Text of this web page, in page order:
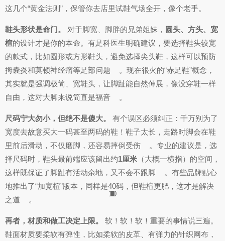
6
6
9
9
9
9
9
9
这几个“黄金法则”，保管你去店里试鞋气场全开，像个老手。
鞋头形状是命门。 对于脚宽、脚胖的兄弟姐妹， 圆头、方头、宽
楦的设计才是你的本命。有足科医生明确建议，要选择鞋头较宽
的款式，比如圆形或方形鞋头，避免选择尖头鞋，这样可以预防
拇囊炎和莫顿神经瘤等足部问题
1
。现在很火的“赤足鞋”概念，
其实就是强调极简、宽鞋头，让脚趾能自然伸展，像没穿鞋一样
自由，这对大脚来说简直是福音
3
。
尺码宁大勿小，但绝不是傻大。
有个误区必须纠正：千万别为了
宽度去故意买大一码甚至两码的鞋！鞋子太长，走路时脚会在鞋
里前后滑动，不仅磨脚，还容易摔倒受伤
1
。专业的建议是，选
择尺码时，鞋头最前端应该留出约1厘米 （大概一横指）的空间，
这样既保证了脚趾有活动余地，又不会不跟脚
8
。有些品牌贴心
地推出了“加宽楦”版本，同样是40码，但鞋楦更肥，这才是解决
之道
3
。
再者，材质和做工决定上限。
软！软！软！重要的事情说三遍。
鞋面材质要柔软有弹性，比如柔软的皮革、有弹力的针织网布，
1
8
10
5
7
4
2
3
6
5
5
8